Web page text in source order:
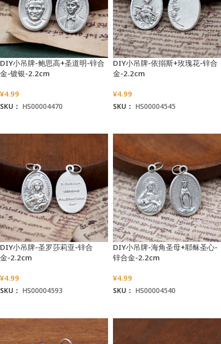
DIY小吊牌-鲍思高+圣道明-锌合
金-镀银-2.2cm
¥4.99
SKU： HS00004470
DIY小吊牌-依搦斯+玫瑰花-锌合
金-2.2cm
¥4.99
SKU： HS00004545
DIY小吊牌-圣罗莎莉亚-锌合
金-2.2cm
¥4.99
SKU： HS00004593
DIY小吊牌-海角圣母+耶稣圣心-
锌合金-2.2cm
¥4.99
SKU： HS00004540